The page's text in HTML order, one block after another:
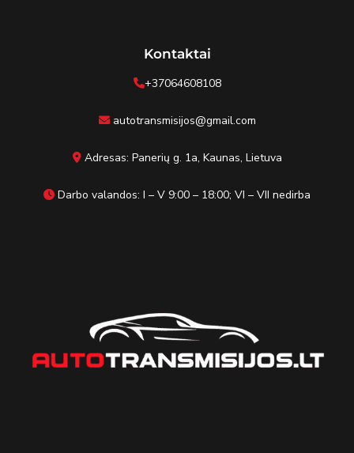
Kontaktai
+37064608108
autotransmisijos@gmail.com
Adresas: Panerių g. 1a, Kaunas, Lietuva
Darbo valandos: I – V 9:00 – 18:00; VI – VII nedirba